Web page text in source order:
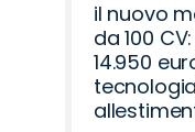
il nuovo
da 100
14.950